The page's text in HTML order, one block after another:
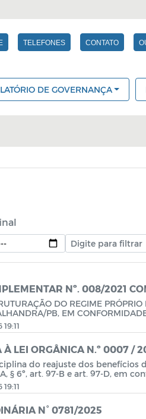
TELEFONES CONTATO
DE GOVERNANÇA
Nº. 008/2021
DO REGIME
PB, EM
E DÁ OUTRAS PROVIDÊNCIAS.
LEI ORGÂNICA N.º 0007 /
do reajuste dos benefícios
§ 6º, art. 97-B e art. 97-D, em
19 e com aLei Complementar
N° 0781/2025